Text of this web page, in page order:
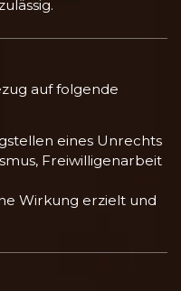
auf folgende
eines Unrechts
Freiwilligenarbeit
Wirkung erzielt und